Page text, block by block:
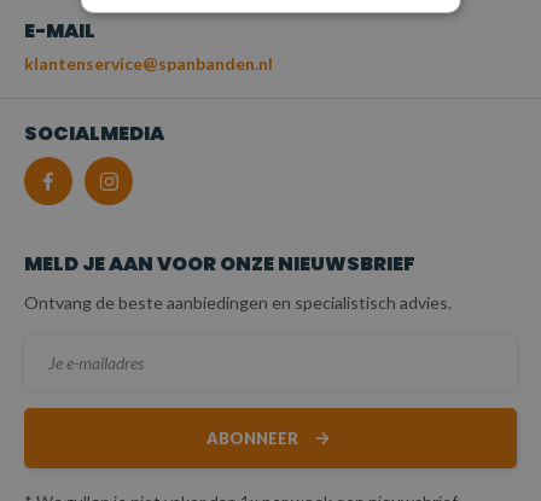
E-MAIL
klantenservice@spanbanden.nl
SOCIALMEDIA
MELD JE AAN VOOR ONZE NIEUWSBRIEF
Ontvang de beste aanbiedingen en specialistisch advies.
ABONNEER